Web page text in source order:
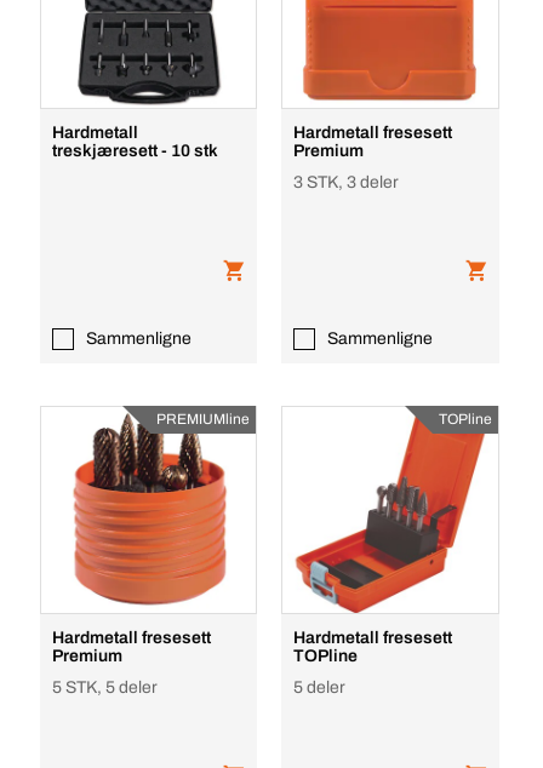
Hardmetall
treskjæresett - 10 stk
Sammenligne
Hardmetall fresesett
Premium
3 STK, 3 deler
Sammenligne
PREMIUMline
Hardmetall fresesett
Premium
5 STK, 5 deler
TOPline
Hardmetall fresesett
TOPline
5 deler